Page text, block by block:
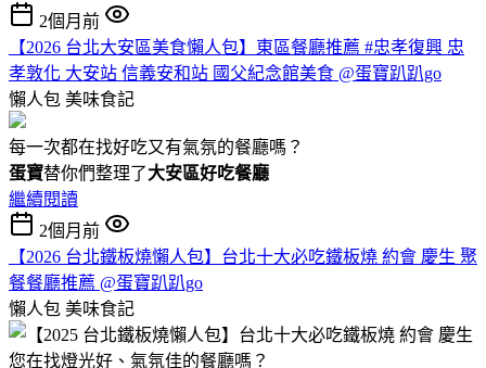
2個月前
【2026 台北大安區美食懶人包】東區餐廳推薦 #忠孝復興 忠
孝敦化 大安站 信義安和站 國父紀念館美食 @蛋寶趴趴go
懶人包 美味食記
每一次都在找好吃又有氣氛的餐廳嗎？
蛋寶替你們整理了大安區好吃餐廳
繼續閱讀
2個月前
【2026 台北鐵板燒懶人包】台北十大必吃鐵板燒 約會 慶生 聚
餐餐廳推薦 @蛋寶趴趴go
懶人包 美味食記
您在找燈光好、氣氛佳的餐廳嗎？